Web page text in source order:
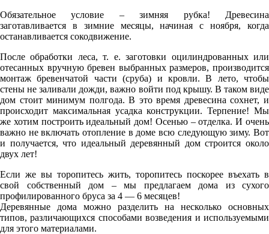
Обязательное условие – зимняя рубка! Древесина
заготавливается в зимние месяцы, начиная с ноября, когда
останавливается сокодвижение.
После обработки леса, т. е. заготовки оцилиндрованных или
отесанных вручную бревен выбранных размеров, производится
монтаж бревенчатой части (сруба) и кровли. В лето, чтобы
стены не заливали дожди, важно войти под крышу. В таком виде
дом стоит минимум полгода. В это время древесина сохнет, и
происходит максимальная усадка конструкции. Терпение! Мы
же хотим построить идеальный дом! Осенью – отделка. И очень
важно не включать отопление в доме всю следующую зиму. Вот
и получается, что идеальный деревянный дом строится около
двух лет!
Если же вы торопитесь жить, торопитесь поскорее въехать в
свой собственный дом – мы предлагаем дома из сухого
профилированного бруса за 4 — 6 месяцев!
Деревянные дома можно разделить на несколько основных
типов, различающихся способами возведения и используемыми
для этого материалами.